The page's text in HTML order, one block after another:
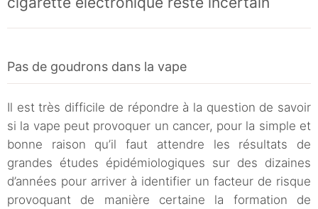
Pas de goudrons dans la vape
Il est très difficile de répondre à la question de savoir
si la vape peut provoquer un cancer, pour la simple et
bonne raison qu’il faut attendre les résultats de
grandes études épidémiologiques sur des dizaines
d’années pour arriver à identifier un facteur de risque
provoquant de manière certaine la formation de